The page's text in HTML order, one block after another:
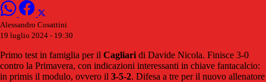
Alessandro Cosattini
19 luglio 2024 - 19:30
Primo test in famiglia per il Cagliari di Davide Nicola. Finisce 3-0
contro la Primavera, con indicazioni interessanti in chiave fantacalcio:
in primis il modulo, ovvero il 3-5-2. Difesa a tre per il nuovo allenatore